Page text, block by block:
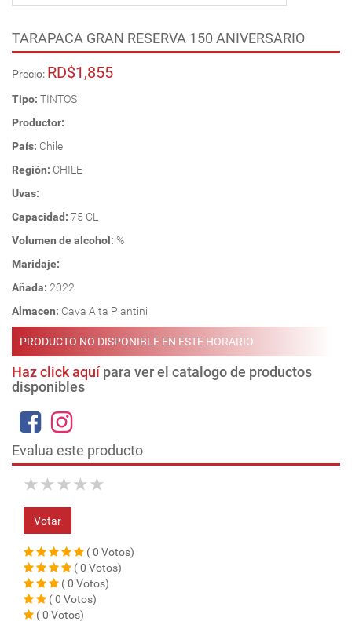
TARAPACA GRAN RESERVA 150 ANIVERSARIO
Precio: RD$1,855
Tipo: TINTOS
Productor:
País: Chile
Región: CHILE
Uvas:
Capacidad: 75 CL
Volumen de alcohol: %
Maridaje:
Añada: 2022
Almacen: Cava Alta Piantini
PRODUCTO NO DISPONIBLE EN ESTE HORARIO
Haz click aquípara ver el catalogo de productos
disponibles
Evalua este producto
★
★
★
★
★
Votar
( 0 Votos)
( 0 Votos)
( 0 Votos)
( 0 Votos)
( 0 Votos)